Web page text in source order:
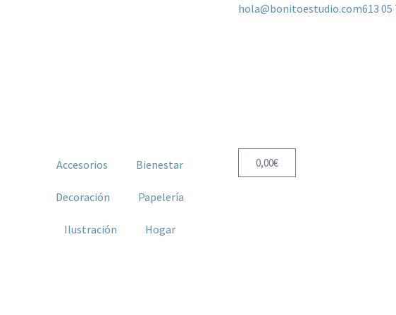
hola@bonitoestudio.com613 05
Accesorios Bienestar
Decoración Papelería
Ilustración Hogar
0,00€